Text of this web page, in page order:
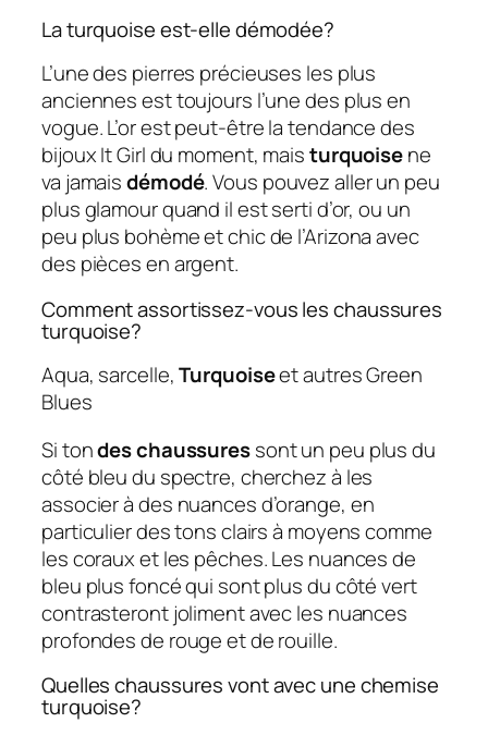
La turquoise est-elle démodée?
L’une des pierres précieuses les plus
anciennes est toujours l’une des plus en
vogue. L’or est peut-être la tendance des
bijoux It Girl du moment, maisturquoisene
va jamaisdémodé. Vous pouvez aller un peu
plus glamour quand il est serti d’or, ou un
peu plus bohème et chic de l’Arizona avec
des pièces en argent.
Comment assortissez-vous les chaussures
turquoise?
Aqua, sarcelle,Turquoiseet autres Green
Blues
Si tondes chaussuressont un peu plus du
côté bleu du spectre, cherchez à les
associer à des nuances d’orange, en
particulier des tons clairs à moyens comme
les coraux et les pêches. Les nuances de
bleu plus foncé qui sont plus du côté vert
contrasteront joliment avec les nuances
profondes de rouge et de rouille.
Quelles chaussures vont avec une chemise
turquoise?